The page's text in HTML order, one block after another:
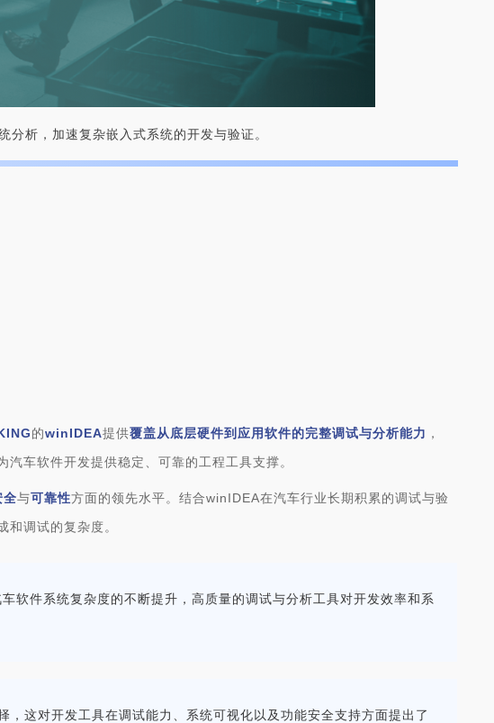
析，加速复杂嵌入式系统的开发与验证。
的winIDEA提供覆盖从底层硬件到应用软件的完整调试与分析能力 ，
汽车软件开发提供稳定、可靠的工程工具支撑。
全与可靠性方面的领先水平。结合winIDEA在汽车行业长期积累的调试与验
调试的复杂度。
软件系统复杂度的不断提升，高质量的调试与分析工具对开发效率和系
，这对开发工具在调试能力、系统可视化以及功能安全支持方面提出了